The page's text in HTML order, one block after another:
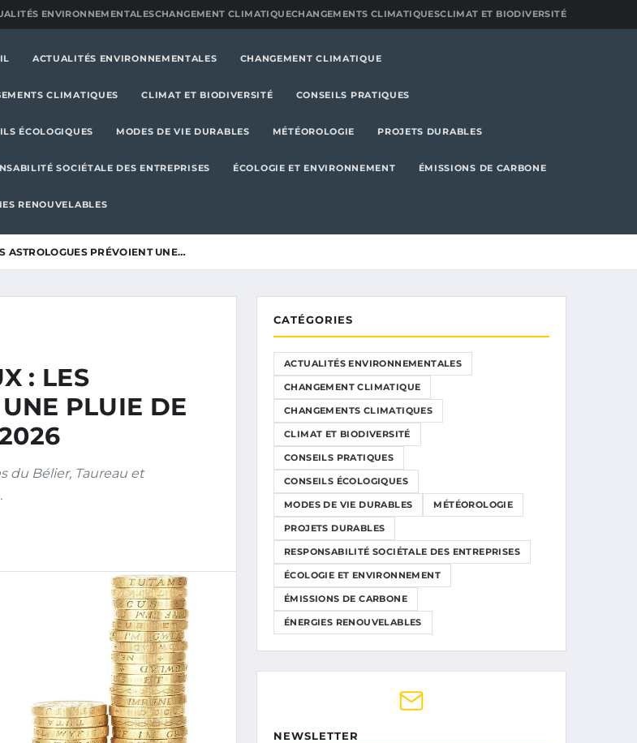
ENVIRONNEMENTALESCHANGEMENT CLIMATIQUECHANGEMENTS CLIMATIQUESCLIMAT ET BIODIVERSITÉ
ACTUALITÉS ENVIRONNEMENTALES CHANGEMENT CLIMATIQUE
CLIMATIQUES CLIMAT ET BIODIVERSITÉ CONSEILS PRATIQUES
ÉCOLOGIQUES MODES DE VIE DURABLES MÉTÉOROLOGIE PROJETS DURABLES
SOCIÉTALE DES ENTREPRISES ÉCOLOGIE ET ENVIRONNEMENT ÉMISSIONS DE CARBONE
RENOUVELABLES
ASTROLOGUES PRÉVOIENT UNE…
: LES
PLUIE DE
du Bélier, Taureau et
CATÉGORIES
ACTUALITÉS ENVIRONNEMENTALES
CHANGEMENT CLIMATIQUE
CHANGEMENTS CLIMATIQUES
CLIMAT ET BIODIVERSITÉ
CONSEILS PRATIQUES
CONSEILS ÉCOLOGIQUES
MODES DE VIE DURABLES MÉTÉOROLOGIE
PROJETS DURABLES
RESPONSABILITÉ SOCIÉTALE DES ENTREPRISES
ÉCOLOGIE ET ENVIRONNEMENT
ÉMISSIONS DE CARBONE
ÉNERGIES RENOUVELABLES
NEWSLETTER